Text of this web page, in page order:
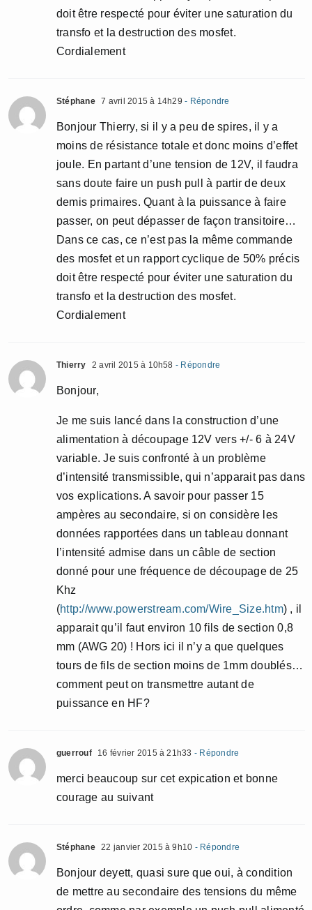
doit être respecté pour éviter une saturation du
transfo et la destruction des mosfet.
Cordialement
Stéphane 7 avril 2015 à 14h29 - Répondre
Bonjour Thierry, si il y a peu de spires, il y a
moins de résistance totale et donc moins d’effet
joule. En partant d’une tension de 12V, il faudra
sans doute faire un push pull à partir de deux
demis primaires. Quant à la puissance à faire
passer, on peut dépasser de façon transitoire…
Dans ce cas, ce n’est pas la même commande
des mosfet et un rapport cyclique de 50% précis
doit être respecté pour éviter une saturation du
transfo et la destruction des mosfet.
Cordialement
Thierry 2 avril 2015 à 10h58 - Répondre
Bonjour,
Je me suis lancé dans la construction d’une
alimentation à découpage 12V vers +/- 6 à 24V
variable. Je suis confronté à un problème
d’intensité transmissible, qui n’apparait pas dans
vos explications. A savoir pour passer 15
ampères au secondaire, si on considère les
données rapportées dans un tableau donnant
l’intensité admise dans un câble de section
donné pour une fréquence de découpage de 25
Khz
(http://www.powerstream.com/Wire_Size.htm) , il
apparait qu’il faut environ 10 fils de section 0,8
mm (AWG 20) ! Hors ici il n’y a que quelques
tours de fils de section moins de 1mm doublés…
comment peut on transmettre autant de
puissance en HF?
guerrouf 16 février 2015 à 21h33 - Répondre
merci beaucoup sur cet expication et bonne
courage au suivant
Stéphane 22 janvier 2015 à 9h10 - Répondre
Bonjour deyett, quasi sure que oui, à condition
de mettre au secondaire des tensions du même